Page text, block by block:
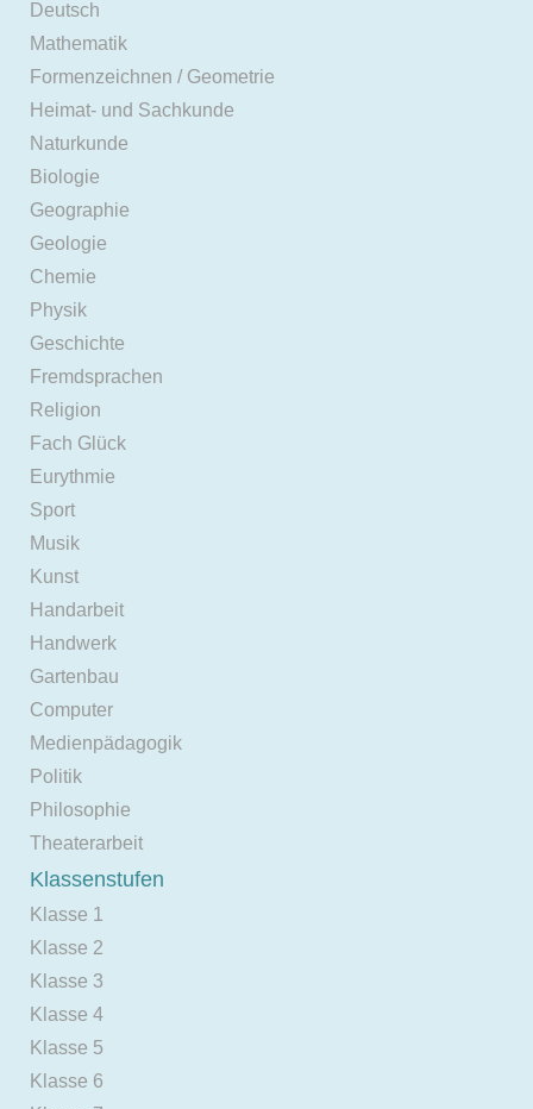
Deutsch
Mathematik
Formenzeichnen / Geometrie
Heimat- und Sachkunde
Naturkunde
Biologie
Geographie
Geologie
Chemie
Physik
Geschichte
Fremdsprachen
Religion
Fach Glück
Eurythmie
Sport
Musik
Kunst
Handarbeit
Handwerk
Gartenbau
Computer
Medienpädagogik
Politik
Philosophie
Theaterarbeit
Klassenstufen
Klasse 1
Klasse 2
Klasse 3
Klasse 4
Klasse 5
Klasse 6